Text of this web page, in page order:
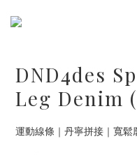
DND4des
Leg Denim
運動線條｜丹寧拼接｜寬鬆